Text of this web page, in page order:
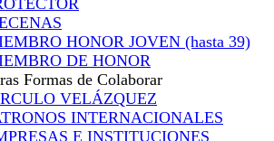
HONOR JOVEN (hasta 39)
DE HONOR
Formas de Colaborar
VELÁZQUEZ
INTERNACIONALES
E INSTITUCIONES